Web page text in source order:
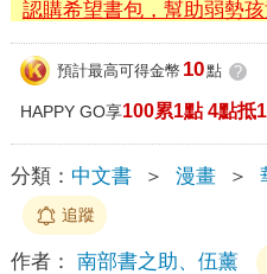
認購希望書包，幫助弱勢孩
預計最高可得金幣 10點 ?
HAPPY GO享100累1點 4點抵
分類： 中文書 ＞ 漫畫 ＞
追蹤
作者： 南部書之助、伍薰